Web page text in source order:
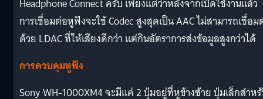
Headphone Connect ครับ เพียงแต่ว่าหลังจากเปิดใช้งานแล้ว
การเชื่อมต่อหูฟังจะใช้ Codec สูงสุดเป็น AAC ไม่สามารถเชื่อ
ด้วย LDAC ที่ให้เสียงดีกว่า แต่กินอัตราการส่งข้อมูลสูงกว่าได้
การควบคุมหูฟัง
Sony WH-1000XM4 จะมีแค่ 2 ปุ่มอยู่ที่หูข้างซ้าย ปุ่มเล็กสำห